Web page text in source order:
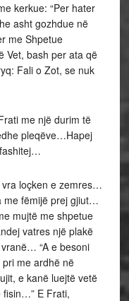
kerkue: “Per hater
asht gozhdue në
me Shpetue
Vet, bash per ata që
Fali o Zot, se nuk
me një durim të
pleqëve…Hapej
loçken e zemres…
me fëmijë prej gjiut…
mujtë me shpetue
vatres një plakë
“A e besoni
me ardhë në
e kanë luejtë vetë
fisin…” E Frati,